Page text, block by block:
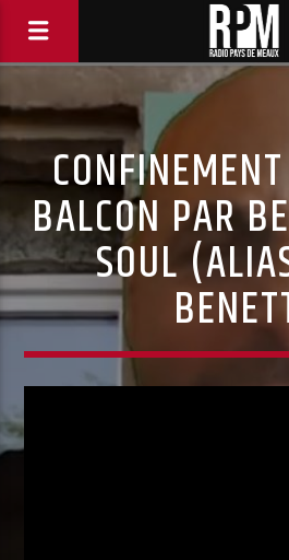
BALCON PAR
SOUL